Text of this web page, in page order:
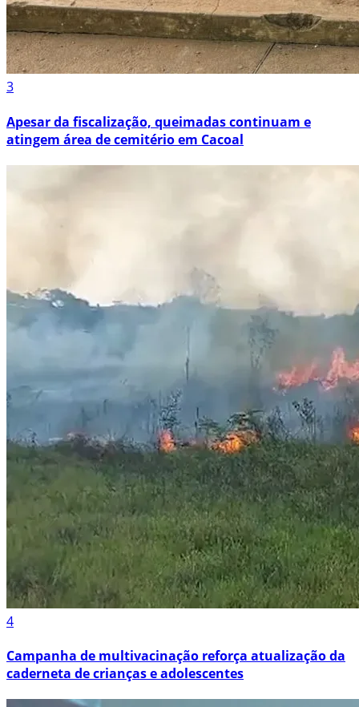
3
Apesar da fiscalização, queimadas continuam e
atingem área de cemitério em Cacoal
4
Campanha de multivacinação reforça atualização da
caderneta de crianças e adolescentes